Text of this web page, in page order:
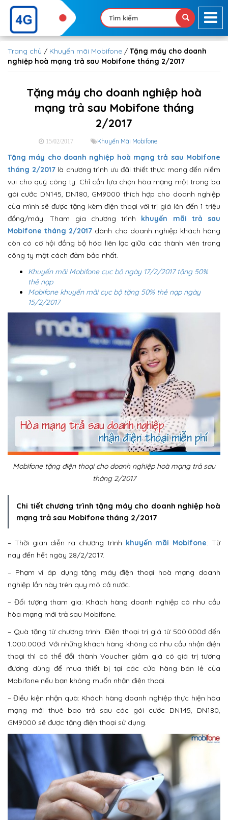
Trang chủ / Khuyến mãi Mobifone / Tặng máy cho doanh
nghiệp hoà mạng trả sau Mobifone tháng 2/2017
Tặng máy cho doanh nghiệp hoà
mạng trả sau Mobifone tháng
2/2017
15/02/2017 Khuyến Mãi Mobifone
Tặng máy cho doanh nghiệp hoà mạng trả sau Mobifone
tháng 2/2017là chương trình ưu đãi thiết thực mang đến niềm
vui cho quý công ty. Chỉ cần lựa chọn hòa mạng một trong ba
gói cước DN145, DN180, GM9000 thích hợp cho doanh nghiệp
của mình sẽ được tặng kèm điện thoại với trị giá lên đến 1 triệu
đồng/máy. Tham gia chương trình khuyến mãi trả sau
Mobifone tháng 2/2017 dành cho doanh nghiệp khách hàng
còn có cơ hội đồng bộ hóa liên lạc giữa các thành viên trong
công ty một cách đảm bảo nhất.
Khuyến mãi Mobifone cục bộ ngày 17/2/2017 tặng 50%
thẻ nạp
Mobifone khuyến mãi cục bộ tặng 50% thẻ nạp ngày
15/2/2017
Mobifone tặng điện thoại cho doanh nghiệp hoà mạng trả sau
tháng 2/2017
Chi tiết chương trình tặng máy cho doanh nghiệp hoà
mạng trả sau Mobifone tháng 2/2017
– Thời gian diễn ra chương trình khuyến mãi Mobifone: Từ
nay đến hết ngày 28/2/2017.
– Phạm vi áp dụng tặng máy điện thoại hoà mạng doanh
nghiệp lần này trên quy mô cả nước.
– Đối tượng tham gia: Khách hàng doanh nghiệp có nhu cầu
hòa mạng mới trả sau Mobifone.
– Quà tặng từ chương trình: Điện thoại trị giá từ 500.000đ đến
1.000.000đ. Với những khách hàng không có nhu cầu nhận điện
thoại thì có thể đổi thành Voucher giảm giá có giá trị tương
đương dùng để mua thiết bị tại các cửa hàng bán lẻ của
Mobifone nếu bạn không muốn nhận điện thoại.
– Điều kiện nhận quà: Khách hàng doanh nghiệp thực hiện hòa
mạng mới thuê bao trả sau các gói cước DN145, DN180,
GM9000 sẽ được tặng điện thoại sử dụng.